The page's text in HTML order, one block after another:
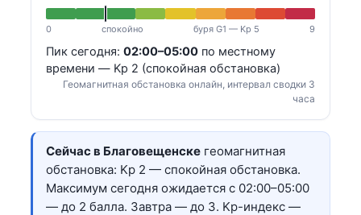
0 спокойно буря G1 — Kp 5 9
Пик сегодня: 02:00–05:00 по местному
времени — Kp 2 (спокойная обстановка)
Геомагнитная обстановка онлайн, интервал сводки 3
часа
Сейчас в Благовещенске геомагнитная
обстановка: Kp 2 — спокойная обстановка.
Максимум сегодня ожидается с 02:00–05:00
— до 2 балла. Завтра — до 3. Kp-индекс —